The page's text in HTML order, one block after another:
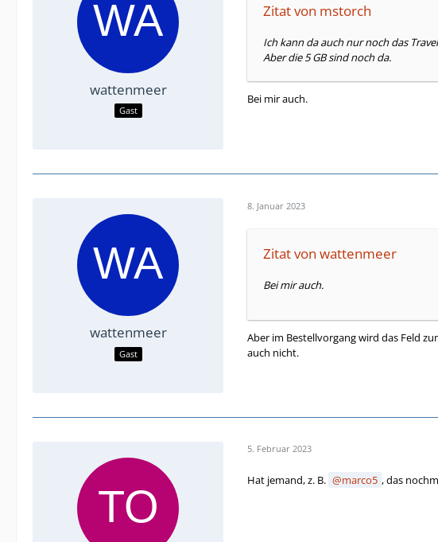
wattenmeer
Gast
Zitat von mstorch
Ich kann da auch nur noch das
Aber die 5 GB sind noch da.
Bei mir auch.
wattenmeer
Gast
8. Januar 2023
Zitat von wattenmeer
Bei mir auch.
Aber im Bestellvorgang wird das Feld
auch nicht.
5. Februar 2023
Hat jemand, z. B. marco5 , das